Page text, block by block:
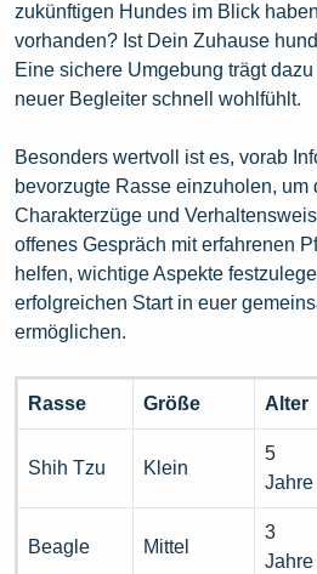
zukünftigen Hundes im Blick
vorhanden? Ist Dein Zuhause
Eine sichere Umgebung trägt
neuer Begleiter schnell wohlfühlt.
Besonders wertvoll ist es, vorab
bevorzugte Rasse einzuholen, um
Charakterzüge und
offenes Gespräch mit erfahrenen
helfen, wichtige Aspekte
erfolgreichen Start in euer
ermöglichen.
Rasse Größe Alter
Shih Tzu Klein
5
Jahre
Beagle Mittel
3
Jahre